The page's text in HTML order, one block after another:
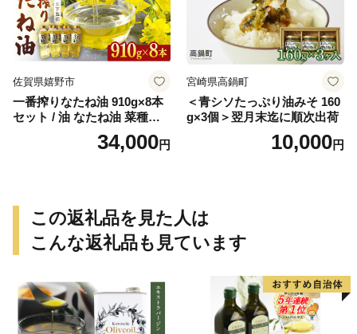
佐賀県嬉野市
一番搾りなたね油 910g×8本
セット / 油 なたね油 菜種油
ナタネ【山下製油】 [NBE00
34,000円
宮崎県高鍋町
＜青シソたっぷり油みそ 160
g×3個＞翌月末迄に順次出荷
10,000円
この返礼品を見た人は
こんな返礼品も見ています